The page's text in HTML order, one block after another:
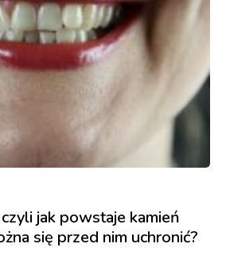
jak powstaje kamień
się przed nim uchronić?